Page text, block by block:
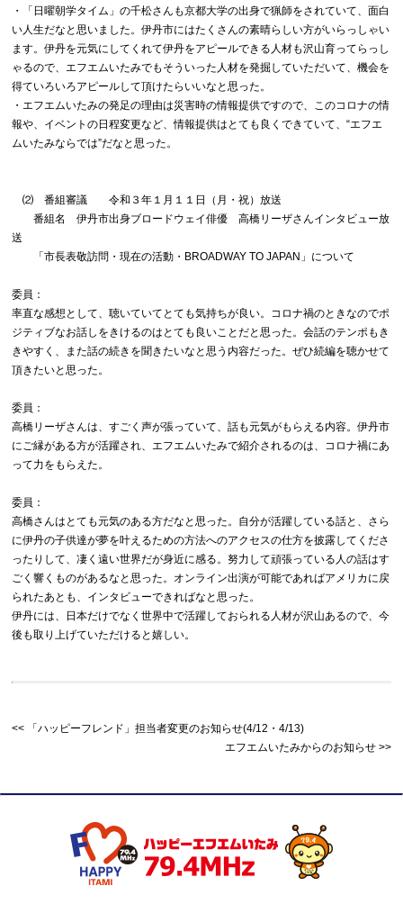
・「日曜朝学タイム」の千松さんも京都大学の出身で猟師をされていて、面白
い人生だなと思いました。伊丹市にはたくさんの素晴らしい方がいらっしゃい
ます。伊丹を元気にしてくれて伊丹をアピールできる人材も沢山育ってらっし
ゃるので、エフエムいたみでもそういった人材を発掘していただいて、機会を
得ていろいろアピールして頂けたらいいなと思った。
・エフエムいたみの発足の理由は災害時の情報提供ですので、このコロナの情
報や、イベントの日程変更など、情報提供はとても良くできていて、“エフエ
ムいたみならでは”だなと思った。
⑵ 番組審議 令和３年１月１１日（月・祝）放送
番組名 伊丹市出身ブロードウェイ俳優 高橋リーザさんインタビュー放
送
「市長表敬訪問・現在の活動・BROADWAY TO JAPAN」について
委員：
率直な感想として、聴いていてとても気持ちが良い。コロナ禍のときなのでポ
ジティブなお話しをきけるのはとても良いことだと思った。会話のテンポもき
きやすく、また話の続きを聞きたいなと思う内容だった。ぜひ続編を聴かせて
頂きたいと思った。
委員：
高橋リーザさんは、すごく声が張っていて、話も元気がもらえる内容。伊丹市
にご縁がある方が活躍され、エフエムいたみで紹介されるのは、コロナ禍にあ
って力をもらえた。
委員：
高橋さんはとても元気のある方だなと思った。自分が活躍している話と、さら
に伊丹の子供達が夢を叶えるための方法へのアクセスの仕方を披露してくださ
ったりして、凄く遠い世界だが身近に感る。努力して頑張っている人の話はす
ごく響くものがあるなと思った。オンライン出演が可能であればアメリカに戻
られたあとも、インタビューできればなと思った。
伊丹には、日本だけでなく世界中で活躍しておられる人材が沢山あるので、今
後も取り上げていただけると嬉しい。
「ハッピーフレンド」担当者変更のお知らせ(4/12・4/13)
エフエムいたみからのお知らせ